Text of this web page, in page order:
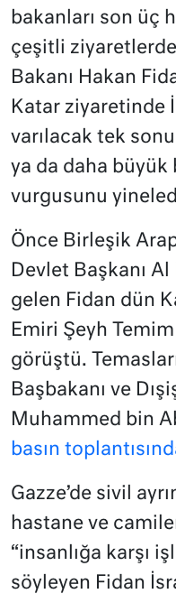
bakanları son üç
çeşitli
Bakanı Hakan
Katar ziyaretinde
varılacak tek
ya da daha büyük
vurgusunu
Önce Birleşik
Devlet Başkanı
gelen Fidan dün
Emiri Şeyh
görüştü.
Başbakanı ve
Muhammed bin
basın
Gazze’de sivil
hastane ve
“insanlığa karşı
söyleyen Fidan